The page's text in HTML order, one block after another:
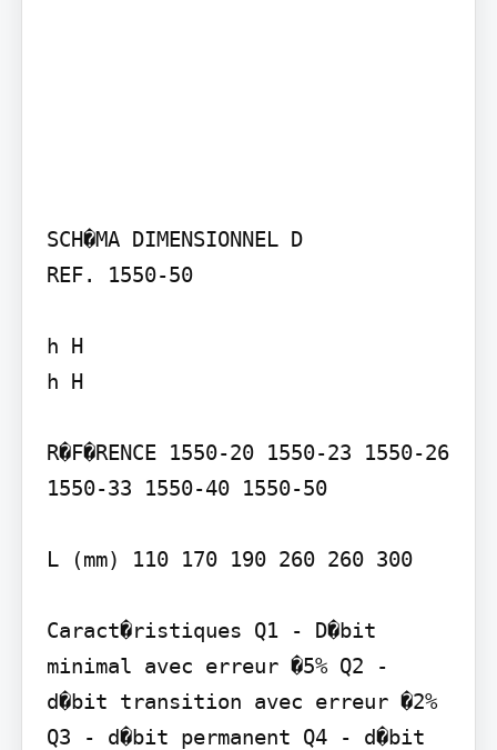
SCH�MA DIMENSIONNEL D
REF. 1550-50
h H
h H
R�F�RENCE 1550-20 1550-23 1550-26
1550-33 1550-40 1550-50
L (mm) 110 170 190 260 260 300
Caract�ristiques Q1 - D�bit
minimal avec erreur �5% Q2 -
d�bit transition avec erreur �2%
Q3 - d�bit permanent Q4 - d�bit